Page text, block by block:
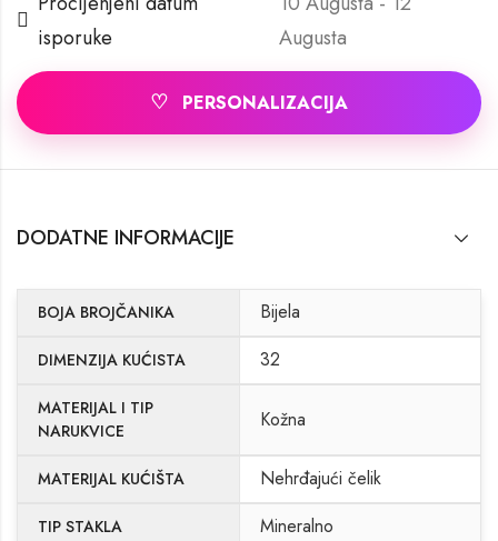
isporuke
Augusta
♡ PERSONALIZACIJA
DODATNE INFORMACIJE
BOJA BROJČANIKA Bijela
DIMENZIJA KUĆISTA 32
MATERIJAL I TIP
NARUKVICE
Kožna
MATERIJAL KUĆIŠTA Nehrđajući čelik
TIP STAKLA Mineralno